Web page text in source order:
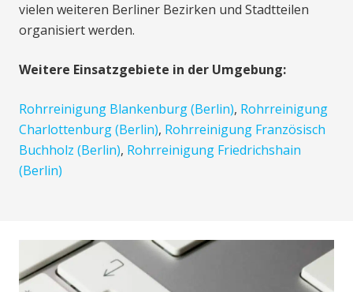
vielen weiteren Berliner Bezirken und Stadtteilen
organisiert werden.
Weitere Einsatzgebiete in der Umgebung:
Rohrreinigung Blankenburg (Berlin), Rohrreinigung
Charlottenburg (Berlin), Rohrreinigung Französisch
Buchholz (Berlin), Rohrreinigung Friedrichshain
(Berlin)